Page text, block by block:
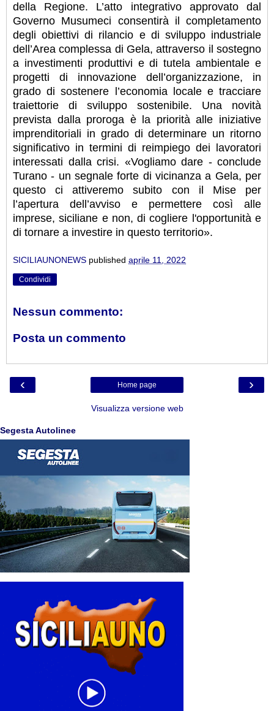
della Regione. L’atto integrativo approvato dal
Governo Musumeci consentirà il completamento
degli obiettivi di rilancio e di sviluppo industriale
dell’Area complessa di Gela, attraverso il sostegno
a investimenti produttivi e di tutela ambientale e
progetti di innovazione dell’organizzazione, in
grado di sostenere l’economia locale e tracciare
traiettorie di sviluppo sostenibile. Una novità
prevista dalla proroga è la priorità alle iniziative
imprenditoriali in grado di determinare un ritorno
significativo in termini di reimpiego dei lavoratori
interessati dalla crisi. «Vogliamo dare - conclude
Turano - un segnale forte di vicinanza a Gela, per
questo ci attiveremo subito con il Mise per
l’apertura dell’avviso e permettere così alle
imprese, siciliane e non, di cogliere l'opportunità e
di tornare a investire in questo territorio».
SICILIAUNONEWS published aprile 11, 2022
Condividi
Nessun commento:
Posta un commento
‹ ›
Home page
Visualizza versione web
Segesta Autolinee